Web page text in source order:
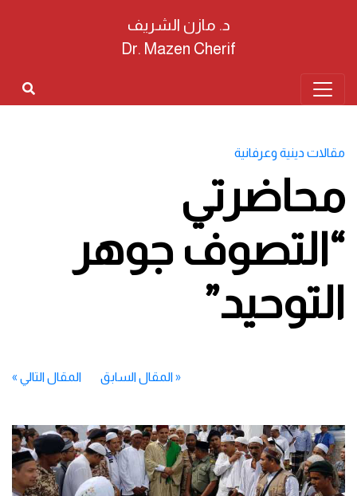
د. مازن الشريف
Dr. Mazen Cherif
مقالات دينية وعرفانية
محاضرتي
“التصوف جوهر
التوحيد”
«المقال السابق المقال التالي »